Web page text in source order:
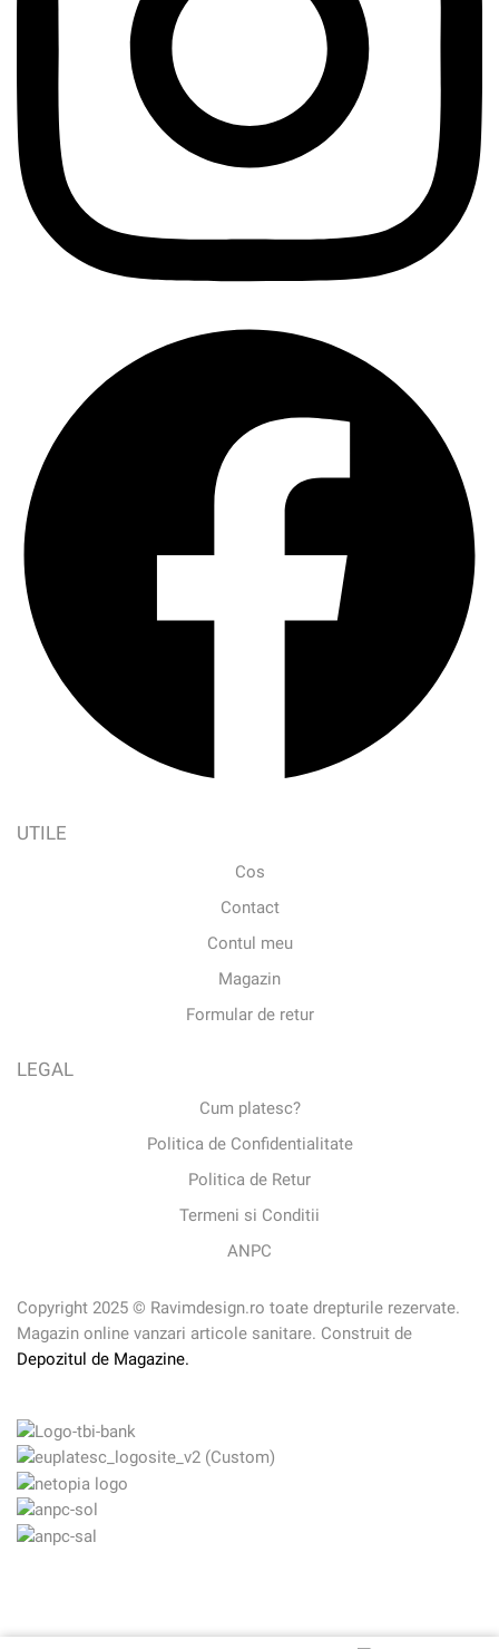
UTILE
Cos
Contact
Contul meu
Magazin
Formular de retur
LEGAL
Cum platesc?
Politica de Confidentialitate
Politica de Retur
Termeni si Conditii
ANPC
Copyright 2025 © Ravimdesign.ro toate drepturile rezervate.
Magazin online vanzari articole sanitare. Construit de
Depozitul de Magazine.